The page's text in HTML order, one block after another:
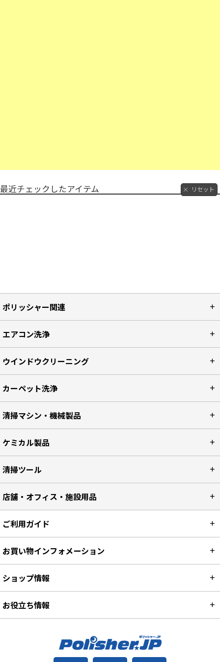
最近チェックしたアイテム リセット
ポリッシャー関連
エアコン洗浄
ウインドウクリーニング
カーペット洗浄
清掃マシン・機械製品
ケミカル製品
清掃ツール
店舗・オフィス・施設用品
ご利用ガイド
お買い物インフォメーション
ショップ情報
お役立ち情報